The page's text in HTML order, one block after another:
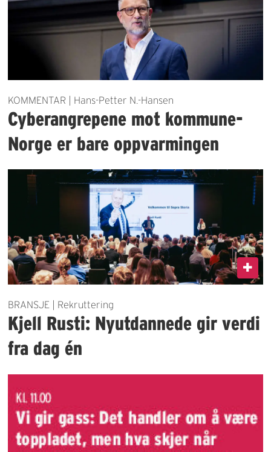
KOMMENTAR | Hans-Petter N.-Hansen
Cyberangrepene mot kommune-
Norge er bare oppvarmingen
BRANSJE | Rekruttering
Kjell Rusti: Nyutdannede gir verdi
fra dag én